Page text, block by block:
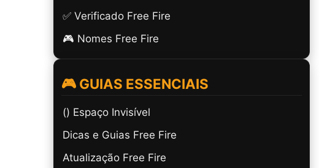
✅ Verificado Free Fire
🎮 Nomes Free Fire
🎮 GUIAS ESSENCIAIS
(ㅤ) Espaço Invisível
Dicas e Guias Free Fire
Atualização Free Fire